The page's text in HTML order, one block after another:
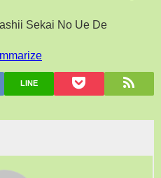
Sekai No Ue De
LINE